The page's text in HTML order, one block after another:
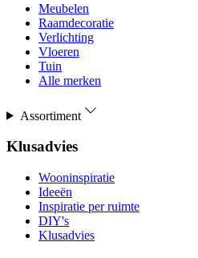
Meubelen
Raamdecoratie
Verlichting
Vloeren
Tuin
Alle merken
Assortiment
Klusadvies
Wooninspiratie
Ideeën
Inspiratie per ruimte
DIY's
Klusadvies